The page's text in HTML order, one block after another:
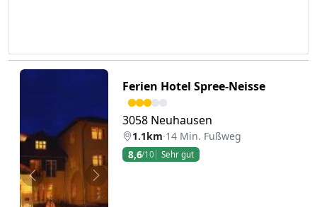
Zurück Weiter
Ferien Hotel Spree-Neisse
3058 Neuhausen
1.1km·14 Min. Fußweg
8,6/10 Sehr gut